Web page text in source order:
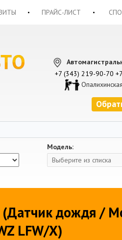
ПРАЙС-ЛИСТ
+7 (343) 219-90-70
Модель:
(Датчик дождя /
LFW/X)